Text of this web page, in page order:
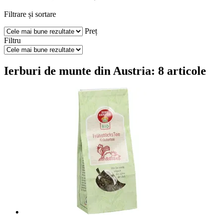
Filtrare și sortare
Preț
Filtru
Ierburi de munte din Austria: 8 articole